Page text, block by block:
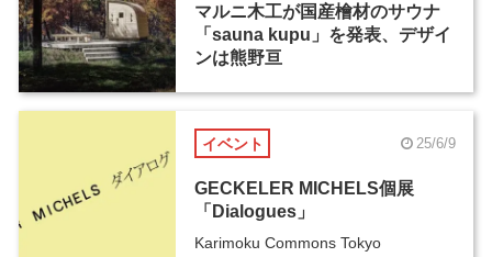
マルニ木工が国産檜材のサウナ
「sauna kupu」を発表、デザイ
ンは熊野亘
イベント 25/6/9
GECKELER MICHELS個展
「Dialogues」
Karimoku Commons Tokyo